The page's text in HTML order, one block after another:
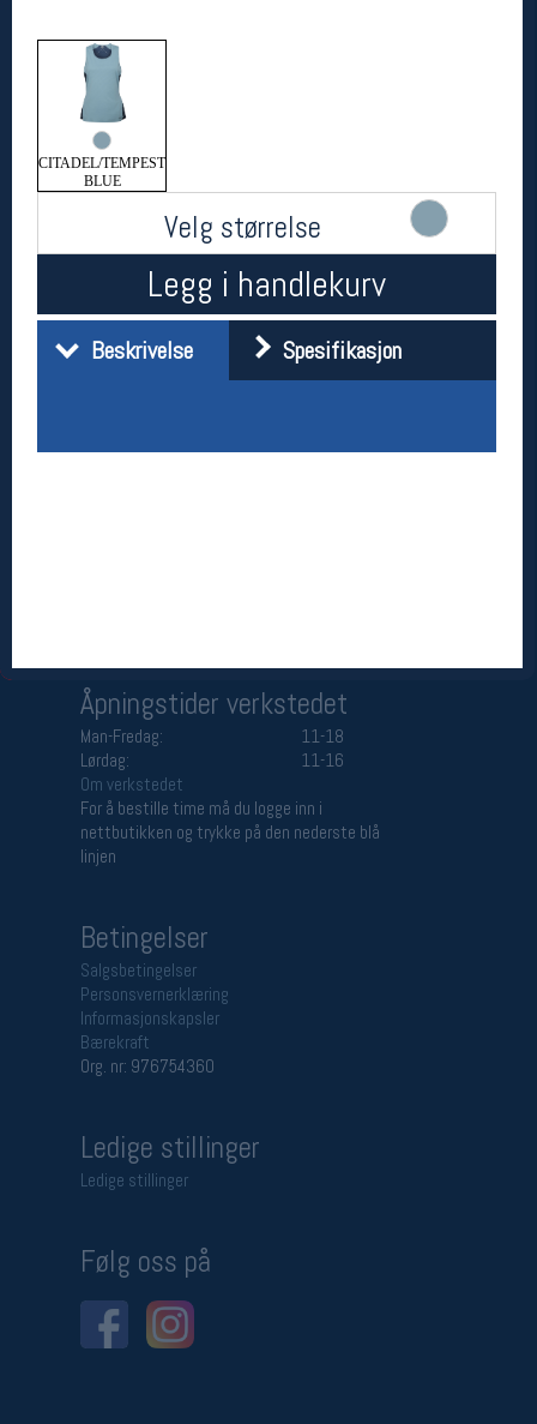
CITADEL/TEMPEST
BLUE
Velg størrelse
Legg i handlekurv
Beskrivelse Spesifikasjon
Her finner du oss
Oslo Sportslager
Torggata 20
0183 Oslo
(telefontid man-fredag klokken 10-13)
Vis i kart
Kontakt oss
Åpningstider butikk
Åpningstider verkstedet
Man-Fredag:
11-18
Lørdag:
11-16
Om verkstedet
For å bestille time må du logge inn i
nettbutikken og trykke på den nederste blå
linjen
Betingelser
Salgsbetingelser
Personsvernerklæring
Informasjonskapsler
Bærekraft
Org. nr: 976754360
Ledige stillinger
Ledige stillinger
Følg oss på